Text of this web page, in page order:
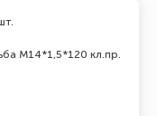
M14*1,5*120 кл.пр.